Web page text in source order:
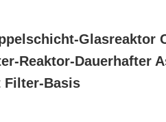
Glasreaktor
Reaktor-Dauerhafter
Filter-Basis